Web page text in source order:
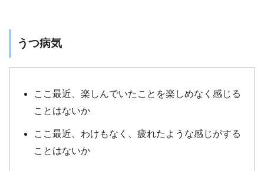
うつ病気
ここ最近、楽しんでいたことを楽しめなく感じる
ことはないか
ここ最近、わけもなく、疲れたような感じがする
ことはないか